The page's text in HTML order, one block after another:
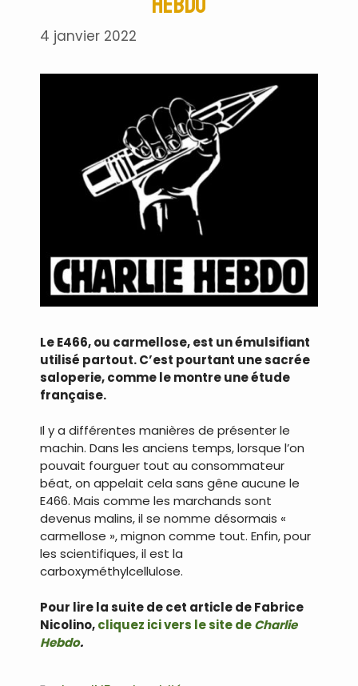
4 janvier 2022
Le E466, ou carmellose, est un émulsifiant
utilisé partout. C’est pourtant une sacrée
saloperie, comme le montre une étude
française.
Il y a différentes manières de présenter le
machin. Dans les anciens temps, lorsque l’on
pouvait fourguer tout au consommateur
béat, on appelait cela sans gêne aucune le
E466. Mais comme les marchands sont
devenus malins, il se nomme désormais «
carmellose », mignon comme tout. Enfin, pour
les scientifiques, il est la
carboxyméthylcellulose.
Pour lire la suite de cet article de Fabrice
Nicolino,cliquez ici vers le site deCharlie
Hebdo.